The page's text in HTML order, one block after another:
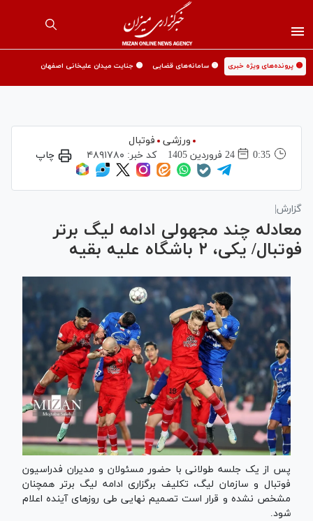
🟡 پرونده‌های ویژه خبری 🟡 سامانه‌های قضایی 🟡 جنایت میدان علیخانی اصفهان
ورزشی
فوتبال
0:35
24 فروردين 1405 کد خبر: ۴۸۹۱۷۸۰ چاپ
گزارش|
معادله چند مجهولی ادامه لیگ برتر
فوتبال/ یکی، ۲ باشگاه علیه بقیه
پس از یک جلسه طولانی با حضور مسئولان و مدیران فدراسیون
فوتبال و سازمان لیگ، تکلیف برگزاری ادامه لیگ برتر همچنان
مشخص نشده و قرار است تصمیم نهایی طی روز‌های آینده اعلام
شود.